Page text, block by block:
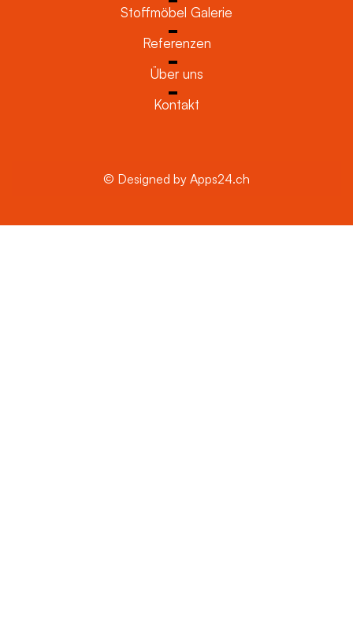
Stoffmöbel Galerie
Referenzen
Über uns
Kontakt
© Designed by Apps24.ch